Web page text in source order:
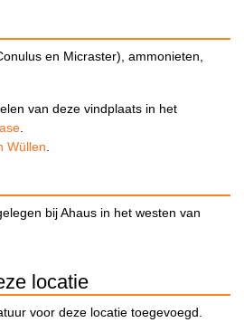
en Micraster), ammonieten,
van deze vindplaats in het
.
Wüllen.
bij Ahaus in het westen van
locatie
voor deze locatie toegevoegd.